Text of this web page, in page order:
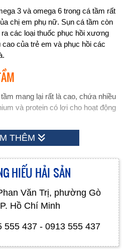
3 và omega 6 trong cá tầm rất
chị em phụ nữ. Sụn cá tầm còn
các loại thuốc phục hồi xương
của trẻ em và phục hồi các
mang lại rất là cao, chứa nhiều
và protein có lợi cho hoạt động
THÊM
HIẾU HẢI SẢN
Văn Trị, phường Gò
Hồ Chí Minh
555 437 - 0913 555 437